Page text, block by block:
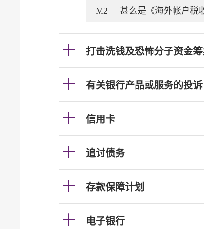
M2 甚么是《海外帐户税
打击洗钱及恐怖分子资金
有关银行产品或服务的投诉
信用卡
追讨债务
存款保障计划
电子银行